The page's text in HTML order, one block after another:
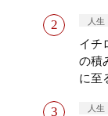
人生
イチ
の積
に至
人生